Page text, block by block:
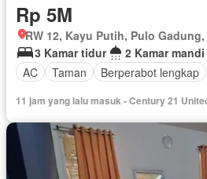
Rp 5M
3 Kamar tidur
2 Kamar mandi
AC
Taman Berperabot lengkap
11 jam yang lalu masuk - Century 21